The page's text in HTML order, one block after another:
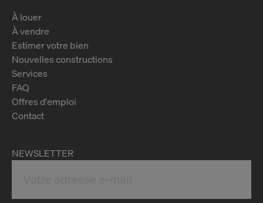
À louer
À vendre
Estimer votre bien
Nouvelles constructions
Services
FAQ
Offres d'emploi
Contact
NEWSLETTER